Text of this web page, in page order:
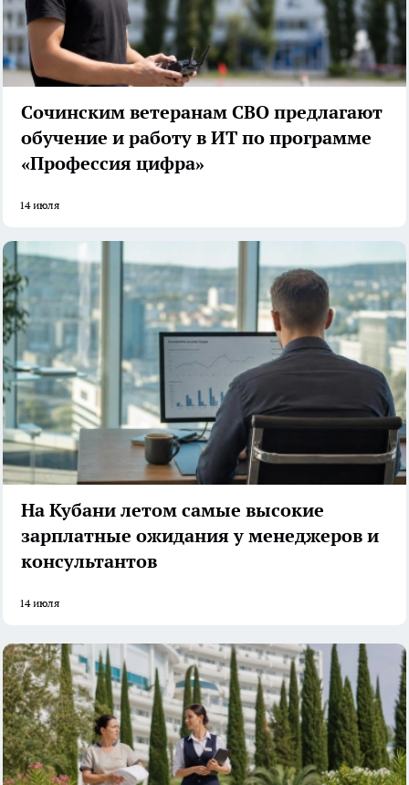
Сочинским ветеранам СВО предлагают
обучение и работу в ИТ по программе
«Профессия цифра»
14 июля
На Кубани летом самые высокие
зарплатные ожидания у менеджеров и
консультантов
14 июля